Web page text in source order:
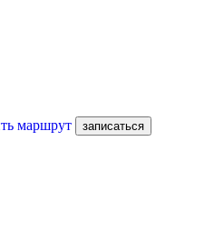
маршрут записаться